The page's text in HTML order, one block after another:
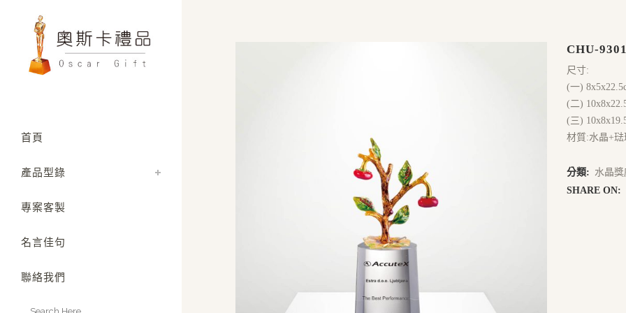
首頁
產品型錄
專案客製
名言佳句
聯絡我們
CHU-
尺寸:
(一)
(二)
(三)
材質:水晶+琺
分類: 水晶獎
SHARE ON: